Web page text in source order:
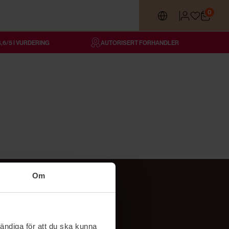
Om
för att du ska kunna
0
5 I VURDERING AUTORISERT FORHANDLER
Følg oss